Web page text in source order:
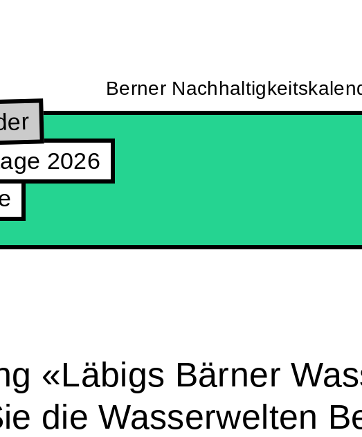
Berner
2026
«Läbigs Bärner
die Wasserwelten